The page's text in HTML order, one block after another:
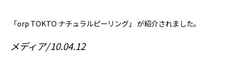
「orp TOKTO ナチュラルピーリング」 が紹介されました。
メディア 10.04.12